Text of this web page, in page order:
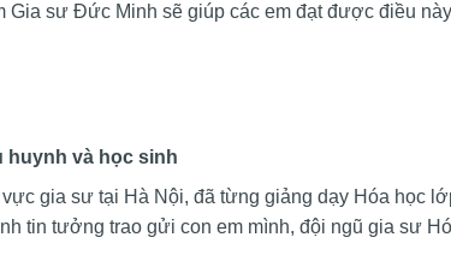
Gia sư Đức Minh sẽ giúp các em đạt được điều
huynh và học sinh
gia sư tại Hà Nội, đã từng giảng dạy Hóa học
tin tưởng trao gửi con em mình, đội ngũ gia sư